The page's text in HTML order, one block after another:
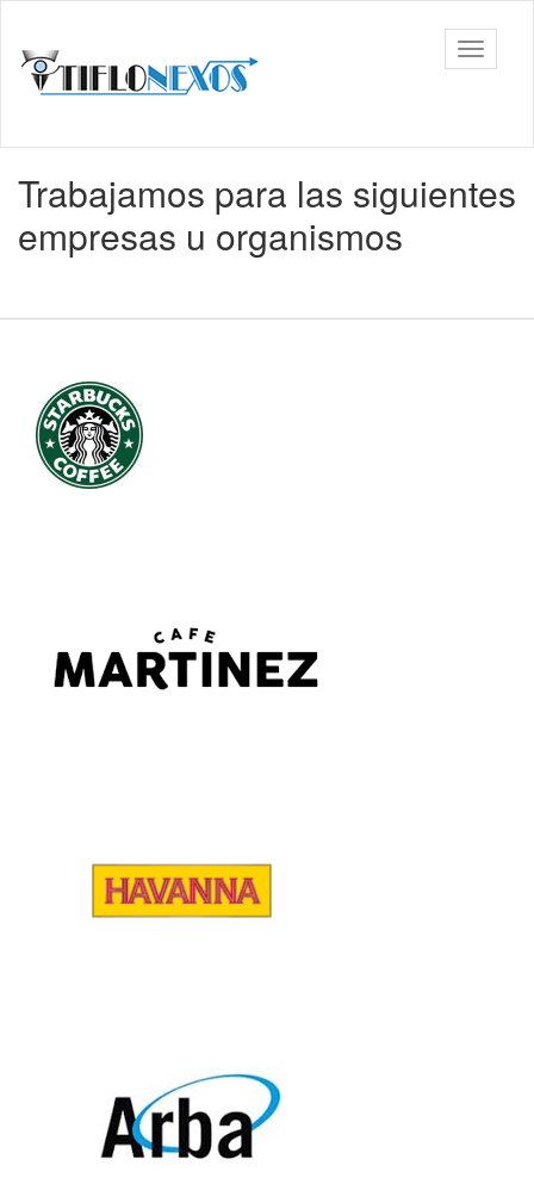
contenido
principal
Tiflonexos
barra
Contenido
principal
Trabajamos para las siguientes
empresas u organismos